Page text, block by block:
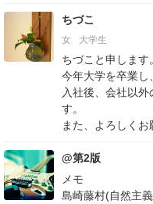
ちづこ
女 大学生
ちづこと申します。
今年大学を卒業し
入社後、会社以
す。
また、よろしくお
@第2版
メモ
島崎藤村(自然主